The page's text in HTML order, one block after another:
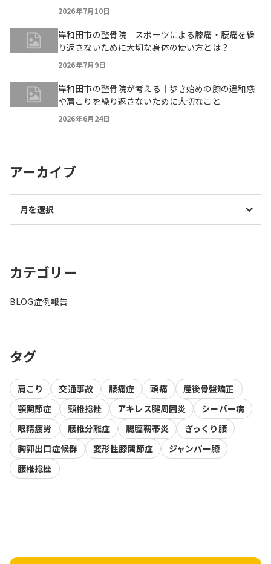
2026年7月10日
岸和田市の整骨院｜スポーツによる膝痛・腰痛を繰
り返さないために大切な身体の使い方とは？
2026年7月9日
岸和田市の整骨院が考える｜歩き始めの膝の違和感
や肩こりを繰り返さないために大切なこと
2026年6月24日
アーカイブ
カテゴリー
BLOG症例報告
タグ
肩こり 交通事故 腰痛症 頭痛
産後骨盤矯正
顎関節症
頸椎捻挫 アキレス腱周囲炎
シーバー病
眼精疲労
腰椎分離症 腸脛靭帯炎
ぎっくり腰
胸郭出口症候群
変形性膝関節症
ジャンパー膝
腰椎捻挫